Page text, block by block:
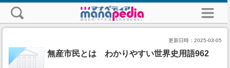
更新日時： 2025-03-05
無産市民とは わかりやすい世界史用語962